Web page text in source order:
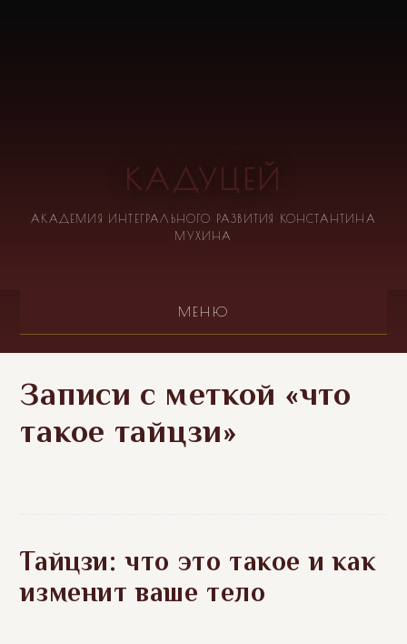
КАДУЦЕЙ
АКАДЕМИЯ ИНТЕГРАЛЬНОГО РАЗВИТИЯ КОНСТАНТИНА
МУХИНА
МЕНЮ
Записи с меткой «что
такое тайцзи»
Тайцзи: что это такое и как
изменит ваше тело